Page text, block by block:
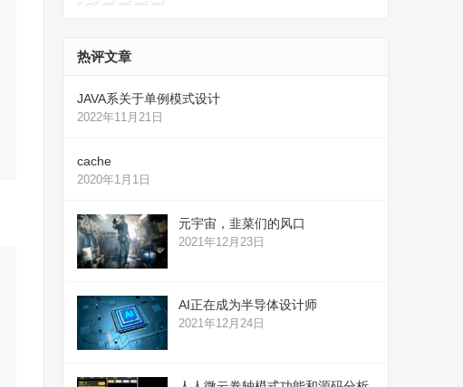
热评文章
JAVA系关于单例模式设计
2022年11月21日
cache
2020年1月1日
元宇宙，韭菜们的风口
2021年12月23日
AI正在成为半导体设计师
2021年12月24日